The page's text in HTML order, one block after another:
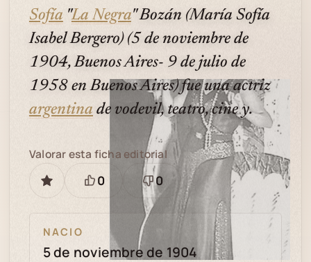
Sofía "La Negra" Bozán (María Sofía
Isabel Bergero) (5 de noviembre de
1904, Buenos Aires- 9 de julio de
1958 en Buenos Aires) fue una actriz
argentina de vodevil, teatro, cine y.
GUARDAR
Valorar esta ficha editorial
Está
0
Necesita
revisión
0
NACIO
5 de noviembre de 1904